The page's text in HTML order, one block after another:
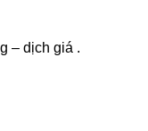
– dịch giá .